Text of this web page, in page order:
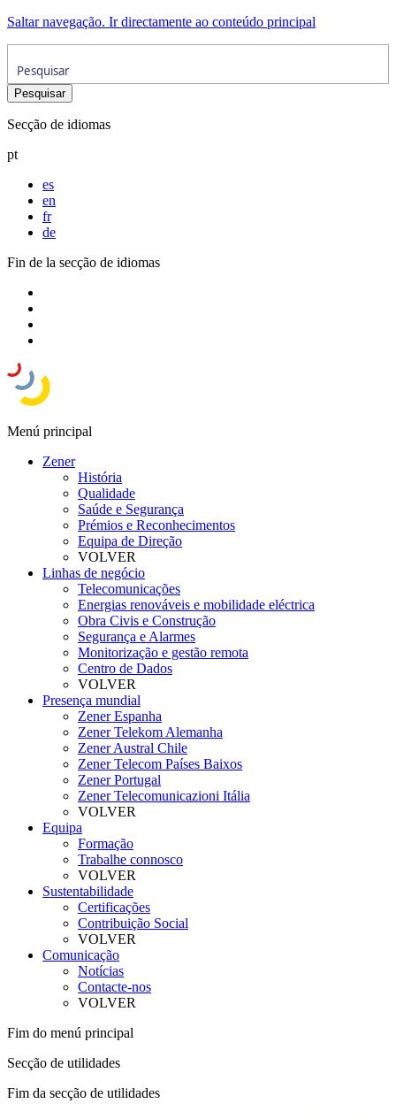
Saltar navegação. Ir directamente ao conteúdo principal
Secção de idiomas
pt
es
en
fr
de
Fin de la secção de idiomas
Menú principal
Zener
História
Qualidade
Saúde e Segurança
Prémios e Reconhecimentos
Equipa de Direção
VOLVER
Linhas de negócio
Telecomunicações
Energias renováveis e mobilidade eléctrica
Obra Civis e Construção
Segurança e Alarmes
Monitorização e gestão remota
Centro de Dados
VOLVER
Presença mundial
Zener Espanha
Zener Telekom Alemanha
Zener Austral Chile
Zener Telecom Países Baixos
Zener Portugal
Zener Telecomunicazioni Itália
VOLVER
Equipa
Formação
Trabalhe connosco
VOLVER
Sustentabilidade
Certificações
Contribuição Social
VOLVER
Comunicação
Notícias
Contacte-nos
VOLVER
Fim do menú principal
Secção de utilidades
Fim da secção de utilidades